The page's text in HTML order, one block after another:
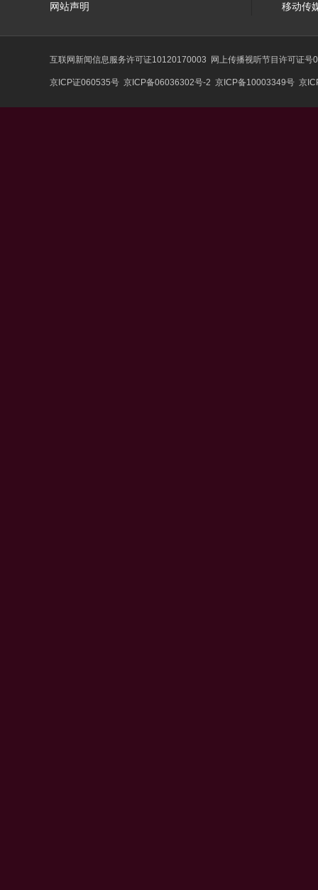
网站声明 移动传
互联网新闻信息服务许可证10120170003 网上传播视听节目许可证
京ICP证060535号 京ICP备06036302号-2 京ICP备10003349号 京